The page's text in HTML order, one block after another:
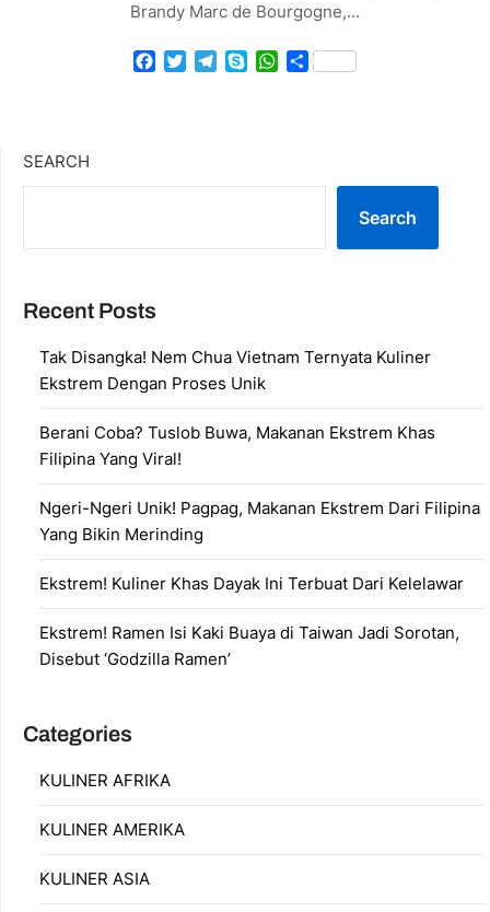
Brandy Marc de Bourgogne,…
Facebook
TwitterTelegram
SkypeWhatsApp
Share
SEARCH
Search
Recent Posts
Tak Disangka! Nem Chua Vietnam Ternyata Kuliner
Ekstrem Dengan Proses Unik
Berani Coba? Tuslob Buwa, Makanan Ekstrem Khas
Filipina Yang Viral!
Ngeri-Ngeri Unik! Pagpag, Makanan Ekstrem Dari Filipina
Yang Bikin Merinding
Ekstrem! Kuliner Khas Dayak Ini Terbuat Dari Kelelawar
Ekstrem! Ramen Isi Kaki Buaya di Taiwan Jadi Sorotan,
Disebut ‘Godzilla Ramen’
Categories
KULINER AFRIKA
KULINER AMERIKA
KULINER ASIA